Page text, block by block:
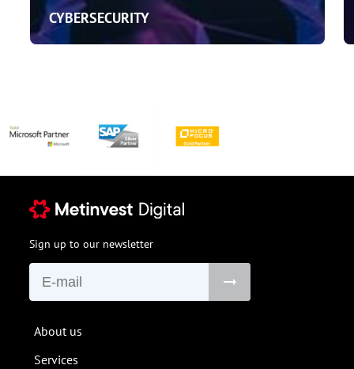
CYBERSECURITY
Sign up to our newsletter
About us
Services